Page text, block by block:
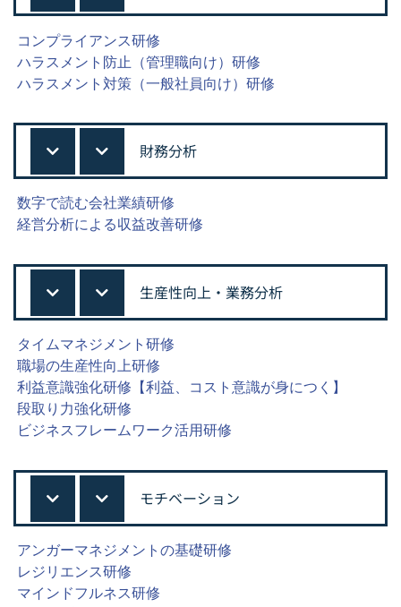
コンプライアンス研修
ハラスメント防止（管理職向け）研修
ハラスメント対策（一般社員向け）研修
財務分析
数字で読む会社業績研修
経営分析による収益改善研修
生産性向上・業務分析
タイムマネジメント研修
職場の生産性向上研修
利益意識強化研修【利益、コスト意識が身につく】
段取り力強化研修
ビジネスフレームワーク活用研修
モチベーション
アンガーマネジメントの基礎研修
レジリエンス研修
マインドフルネス研修